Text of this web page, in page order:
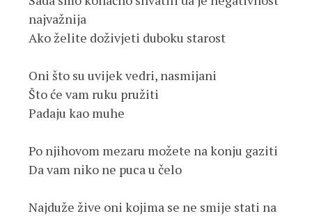
najvažnija
Ako želite doživjeti duboku starost
Oni što su uvijek vedri, nasmijani
Što će vam ruku pružiti
Padaju kao muhe
Po njihovom mezaru možete na konju gaziti
Da vam niko ne puca u čelo
Najduže žive oni kojima se ne smije stati na